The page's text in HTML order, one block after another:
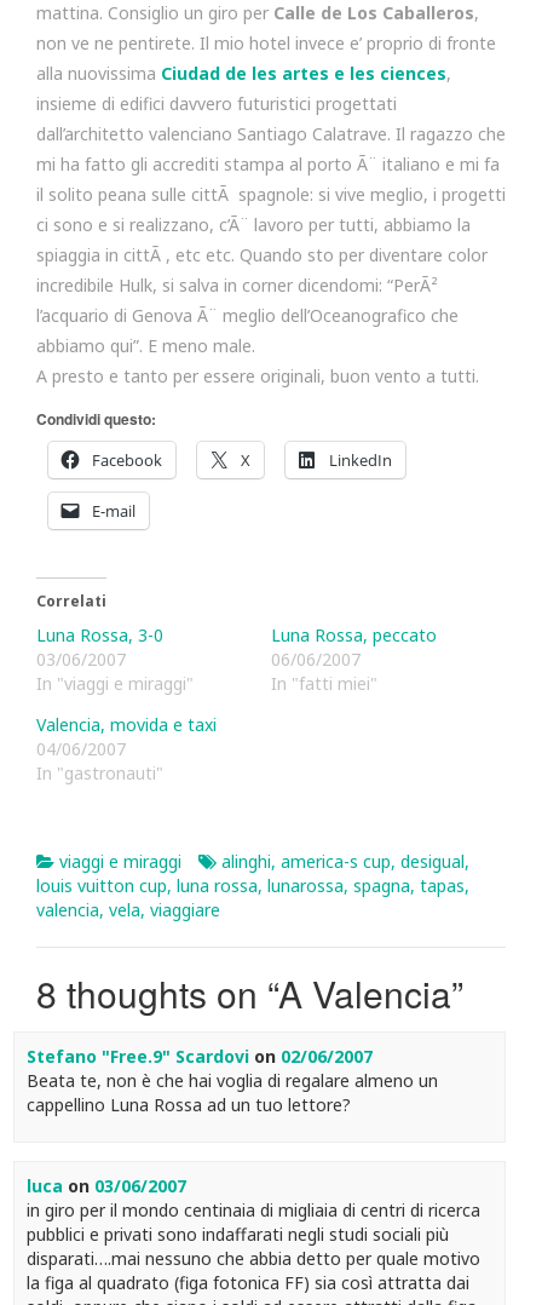
mattina. Consiglio un giro per Calle de Los Caballeros,
non ve ne pentirete. Il mio hotel invece e’ proprio di fronte
alla nuovissima Ciudad de les artes e les ciences,
insieme di edifici davvero futuristici progettati
dall’architetto valenciano Santiago Calatrave. Il ragazzo che
mi ha fatto gli accrediti stampa al porto Ã¨ italiano e mi fa
il solito peana sulle cittÃ spagnole: si vive meglio, i progetti
ci sono e si realizzano, c’Ã¨ lavoro per tutti, abbiamo la
spiaggia in cittÃ , etc etc. Quando sto per diventare color
incredibile Hulk, si salva in corner dicendomi: “PerÃ²
l’acquario di Genova Ã¨ meglio dell’Oceanografico che
abbiamo qui”. E meno male.
A presto e tanto per essere originali, buon vento a tutti.
Condividi questo:
Facebook
X LinkedIn
E-mail
Correlati
Luna Rossa, 3-0
03/06/2007
In "viaggi e miraggi"
Luna Rossa, peccato
06/06/2007
In "fatti miei"
Valencia, movida e taxi
04/06/2007
In "gastronauti"
viaggi e miraggi alinghi, america-s cup, desigual,
louis vuitton cup, luna rossa, lunarossa, spagna, tapas,
valencia, vela, viaggiare
8 thoughts on “A Valencia”
Stefano "Free.9" Scardovion 02/06/2007
Beata te, non è che hai voglia di regalare almeno un
cappellino Luna Rossa ad un tuo lettore?
luca on 03/06/2007
in giro per il mondo centinaia di migliaia di centri di ricerca
pubblici e privati sono indaffarati negli studi sociali più
disparati….mai nessuno che abbia detto per quale motivo
la figa al quadrato (figa fotonica FF) sia così attratta dai